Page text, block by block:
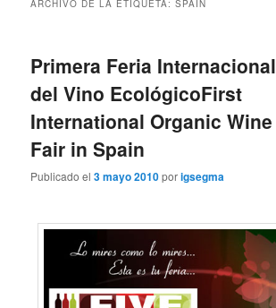
ARCHIVO DE LA ETIQUETA:SPAIN
Primera Feria Internacional
del Vino EcológicoFirst
International Organic Wine
Fair in Spain
Publicado el3 mayo 2010porigsegma